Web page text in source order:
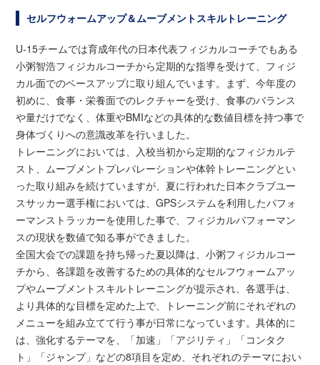
セルフウォームアップ＆ムーブメントスキルトレーニング
U-15チームでは育成年代の日本代表フィジカルコーチでもある
小粥智浩フィジカルコーチから定期的な指導を受けて、フィジ
カル面でのベースアップに取り組んでいます。まず、今年度の
初めに、食事・栄養面でのレクチャーを受け、食事のバランス
や量だけでなく、体重やBMIなどの具体的な数値目標を持つ事で
身体づくりへの意識改革を行いました。
トレーニングにおいては、入校当初から定期的なフィジカルテ
スト、ムーブメントプレパレーションや体幹トレーニングとい
った取り組みを続けていますが、夏に行われた日本クラブユー
スサッカー選手権においては、GPSシステムを利用したパフォ
ーマンストラッカーを使用した事で、フィジカルパフォーマン
スの現状を数値で知る事ができました。
全国大会での課題を持ち帰った夏以降は、小粥フィジカルコー
チから、各課題を改善するための具体的なセルフウォームアッ
プやムーブメントスキルトレーニングが提示され、各選手は、
より具体的な目標を定めた上で、トレーニング前にそれぞれの
メニューを組み立てて行う事が日常になっています。具体的に
は、強化するテーマを、「加速」「アジリティ」「コンタク
ト」「ジャンプ」などの8項目を定め、それぞれのテーマにおい